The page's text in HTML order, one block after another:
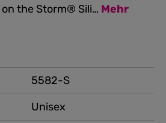
the Storm® Sili… Mehr
5582-S
Unisex